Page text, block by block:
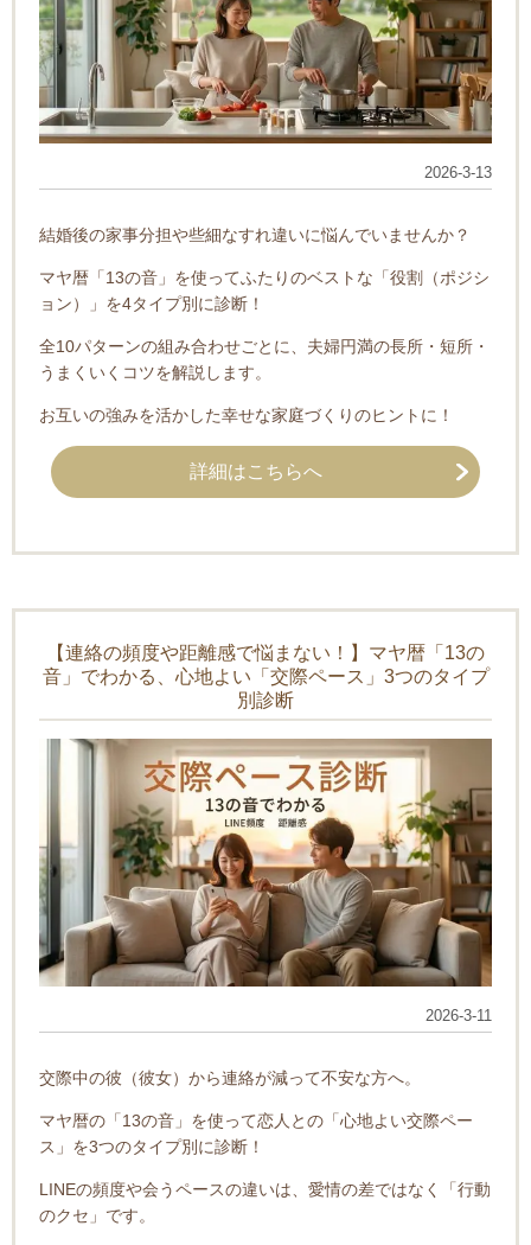
2026-3-13
結婚後の家事分担や些細なすれ違いに悩んでいませんか？
マヤ暦「13の音」を使ってふたりのベストな「役割（ポジシ
ョン）」を4タイプ別に診断！
全10パターンの組み合わせごとに、夫婦円満の長所・短所・
うまくいくコツを解説します。
お互いの強みを活かした幸せな家庭づくりのヒントに！
詳細はこちらへ
【連絡の頻度や距離感で悩まない！】マヤ暦「13の
音」でわかる、心地よい「交際ペース」3つのタイプ
別診断
2026-3-11
交際中の彼（彼女）から連絡が減って不安な方へ。
マヤ暦の「13の音」を使って恋人との「心地よい交際ペー
ス」を3つのタイプ別に診断！
LINEの頻度や会うペースの違いは、愛情の差ではなく「行動
のクセ」です。